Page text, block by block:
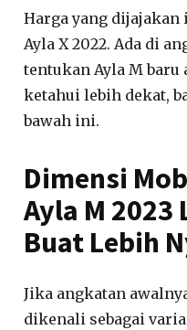
Harga yang dijajakan
Ayla X 2022. Ada di
tentukan Ayla M baru
ketahui lebih dekat,
bawah ini.
Dimensi
Ayla M 2023
Buat Lebih
Jika angkatan
dikenali sebagai